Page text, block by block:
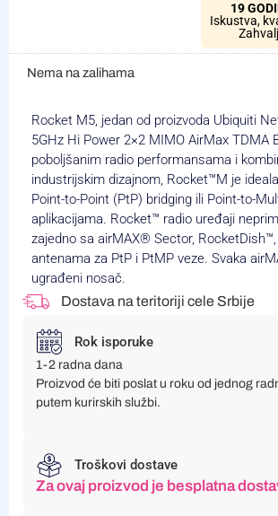
19
Iskustva,
Nema na zalihama
Rocket M5, jedan od proizvoda Ubiquiti
5GHz Hi Power 2×2 MIMO AirMax TDMA
poboljšanim radio performansama i
industrijskim dizajnom, Rocket™M je
Point-to-Point (PtP) bridging ili Point-to-
aplikacijama. Rocket™ radio uređaji
zajedno sa airMAX® Sector, RocketDish™,
antenama za PtP i PtMP veze. Svaka
ugrađeni nosač.
Dostava na teritoriji cele Srbije
Rok isporuke
1-2 radna dana
Proizvod će biti poslat u roku od jednog
putem kurirskih službi.
Troškovi dostave
Za ovaj proizvod je besplatna